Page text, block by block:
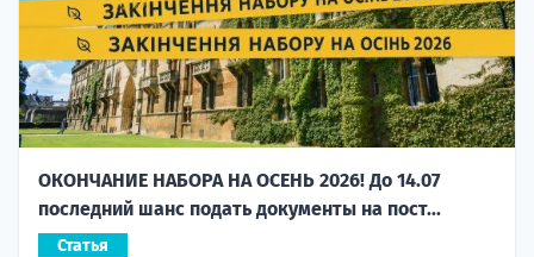
ОКОНЧАНИЕ НАБОРА НА ОСЕНЬ 2026! До 14.07
последний шанс подать документы на пост...
Статья